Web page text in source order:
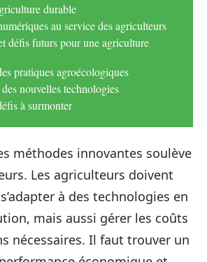
durable
au service des agriculteurs
défis futurs pour une agriculture
pratiques agroécologiques
nouvelles technologies
à surmonter
méthodes innovantes soulève
Les agriculteurs doivent
à des technologies en
mais aussi gérer les coûts
nécessaires. Il faut trouver un